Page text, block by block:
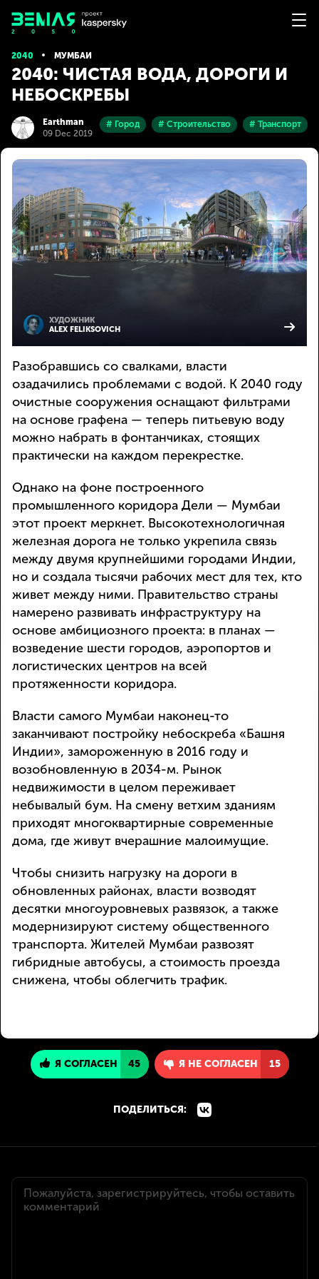
2040 МУМБАИ
2040: ЧИСТАЯ ВОДА, ДОРОГИ И
НЕБОСКРЕБЫ
Earthman
09 Dec 2019
# Город # Строительство # Транспорт
ХУДОЖНИК
ALEX FELIKSOVICH
Разобравшись со свалками, власти
озадачились проблемами с водой. К 2040 году
очистные сооружения оснащают фильтрами
на основе графена — теперь питьевую воду
можно набрать в фонтанчиках, стоящих
практически на каждом перекрестке.
Однако на фоне построенного
промышленного коридора Дели — Мумбаи
этот проект меркнет. Высокотехнологичная
железная дорога не только укрепила связь
между двумя крупнейшими городами Индии,
но и создала тысячи рабочих мест для тех, кто
живет между ними. Правительство страны
намерено развивать инфраструктуру на
основе амбициозного проекта: в планах —
возведение шести городов, аэропортов и
логистических центров на всей
протяженности коридора.
Власти самого Мумбаи наконец-то
заканчивают постройку небоскреба «Башня
Индии», замороженную в 2016 году и
возобновленную в 2034-м. Рынок
недвижимости в целом переживает
небывалый бум. На смену ветхим зданиям
приходят многоквартирные современные
дома, где живут вчерашние малоимущие.
Чтобы снизить нагрузку на дороги в
обновленных районах, власти возводят
десятки многоуровневых развязок, а также
модернизируют систему общественного
транспорта. Жителей Мумбаи развозят
гибридные автобусы, а стоимость проезда
снижена, чтобы облегчить трафик.
Я СОГЛАСЕН 45 Я НЕ СОГЛАСЕН 15
ПОДЕЛИТЬСЯ: